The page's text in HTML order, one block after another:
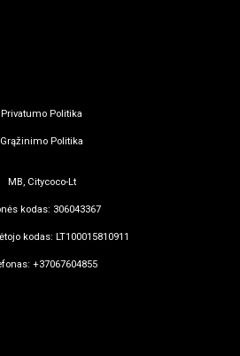
Privatumo Politika
Grąžinimo Politika
MB, Citycoco-Lt
kodas: 306043367
kodas: LT100015810911
+37067604855